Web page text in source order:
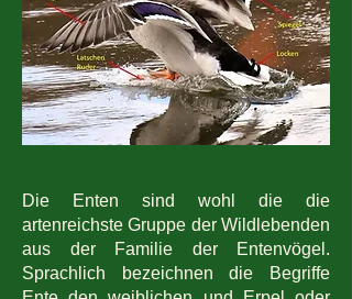
Die Enten sind wohl die die
artenreichste Gruppe der Wildlebenden
aus der Familie der Entenvögel.
Sprachlich bezeichnen die Begriffe